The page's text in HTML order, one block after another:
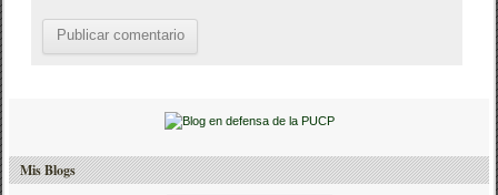
Mis Blogs